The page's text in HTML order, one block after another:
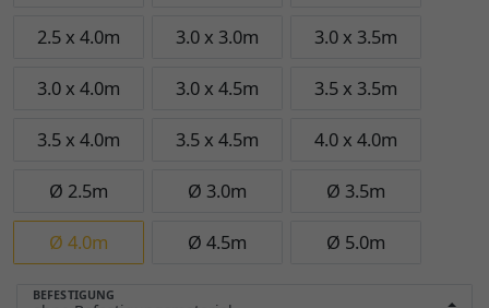
2.5 x 4.0m 3.0 x 3.0m 3.0 x 3.5m
3.0 x 4.0m 3.0 x 4.5m 3.5 x 3.5m
3.5 x 4.0m 3.5 x 4.5m 4.0 x 4.0m
Ø 2.5m Ø 3.0m Ø 3.5m
Ø 4.0m Ø 4.5m Ø 5.0m
BEFESTIGUNG